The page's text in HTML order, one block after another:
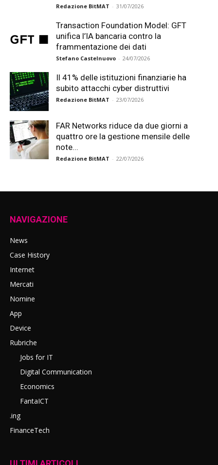
Redazione BitMAT - 31/07/2026
Transaction Foundation Model: GFT
unifica l’IA bancaria contro la
frammentazione dei dati
Stefano Castelnuovo - 24/07/2026
Il 41% delle istituzioni finanziarie ha
subito attacchi cyber distruttivi
Redazione BitMAT - 23/07/2026
FAR Networks riduce da due giorni a
quattro ore la gestione mensile delle
note...
Redazione BitMAT - 22/07/2026
NAVIGAZIONE
News
Case History
Internet
Mercati
Nomine
App
Device
Rubriche
Jobs for IT
Digital Communication
Economics
FantaICT
.ing
FinanceTech